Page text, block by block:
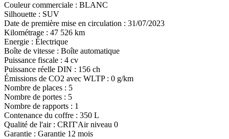
Couleur commerciale : BLANC
Silhouette : SUV
Date de première mise en circulation : 31/07/2023
Kilométrage : 47 526 km
Energie : Électrique
Boîte de vitesse : Boîte automatique
Puissance fiscale : 4 cv
Puissance réelle DIN : 156 ch
Émissions de CO2 avec WLTP : 0 g/km
Nombre de places : 5
Nombre de portes : 5
Nombre de rapports : 1
Contenance du coffre : 350 L
Qualité de l'air : CRIT'Air niveau 0
Garantie : Garantie 12 mois